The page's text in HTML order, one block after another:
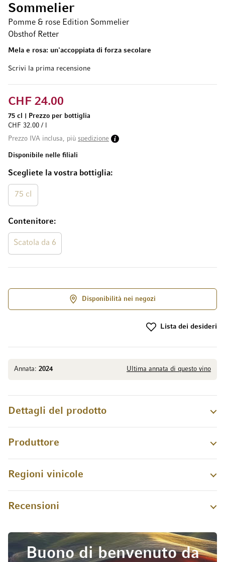
Scrivi la prima recensione
Sommelier
Pomme & rose Edition Sommelier
Obsthof Retter
Mela e rosa: un'accoppiata di forza secolare
Annata: 2024 Ultima annata di questo vino
Scegliete la vostra bottiglia
75 cl
Contenitore
Scatola da 6
CHF 24.00
75 cl
Prezzo per bottiglia
CHF 32.00 / l
Prezzo IVA inclusa, più spedizione
Disponibile nelle filiali
Disponibilità nei negozi
Lista dei desideri
Dettagli del prodotto
Produttore
Regioni vinicole
Recensioni
Buono di benvenuto da